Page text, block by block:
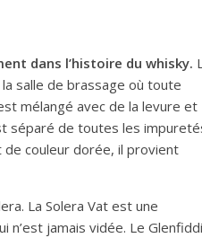
dans l’histoire du whisky.
salle de brassage où toute
mélangé avec de la levure et
séparé de toutes les
de couleur dorée, il provient
La Solera Vat est une
jamais vidée. Le